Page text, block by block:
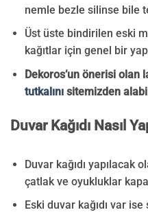
nemle bezle silinse bile
Üst üste bindirilen eski
kağıtlar için genel bir
Dekoros’un önerisi olan
tutkalınısitemizden
Duvar Kağıdı Nasıl
Duvar kağıdı yapılacak
çatlak ve oyukluklar
Eski duvar kağıdı var